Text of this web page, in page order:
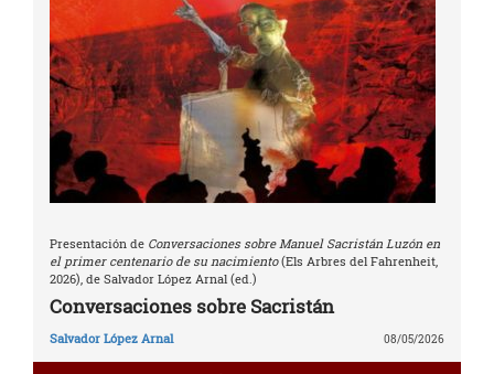
Presentación de Conversaciones sobre Manuel Sacristán Luzón en
el primer centenario de su nacimiento(Els Arbres del Fahrenheit,
2026), de Salvador López Arnal (ed.)
Conversaciones sobre Sacristán
Salvador López Arnal 08/05/2026